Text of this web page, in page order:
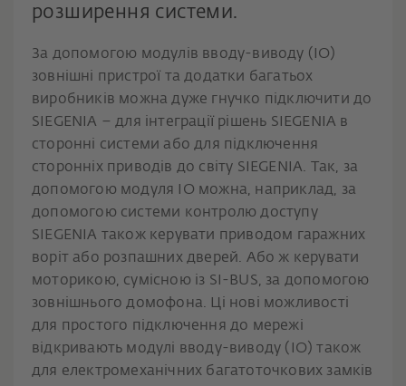
розширення системи.
За допомогою модулів вводу-виводу (IO)
зовнішні пристрої та додатки багатьох
виробників можна дуже гнучко підключити до
SIEGENIA – для інтеграції рішень SIEGENIA в
сторонні системи або для підключення
сторонніх приводів до світу SIEGENIA. Так, за
допомогою модуля IO можна, наприклад, за
допомогою системи контролю доступу
SIEGENIA також керувати приводом гаражних
воріт або розпашних дверей. Або ж керувати
моторикою, сумісною із SI-BUS, за допомогою
зовнішнього домофона. Ці нові можливості
для простого підключення до мережі
відкривають модулі вводу-виводу (IO) також
для електромеханічних багатоточкових замків